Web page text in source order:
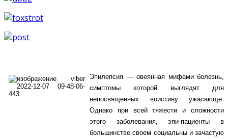
Эпилепсия — овеянная мифами болезнь,
симптомы которой выглядят для
непосвященных воистину ужасающе.
Однако при всей тяжести и сложности
этого заболевания, эпи-пациенты в
большинстве своем социальны и зачастую